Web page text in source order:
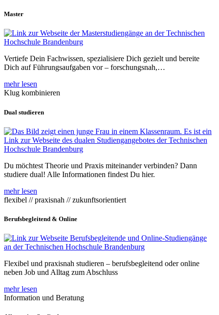
Master
Vertiefe Dein Fachwissen, spezialisiere Dich gezielt und bereite
Dich auf Führungsaufgaben vor – forschungsnah,…
mehr lesen
Klug kombinieren
Dual studieren
Du möchtest Theorie und Praxis miteinander verbinden? Dann
studiere dual! Alle Informationen findest Du hier.
mehr lesen
flexibel // praxisnah // zukunftsorientiert
Berufsbegleitend & Online
Flexibel und praxisnah studieren – berufsbegleitend oder online
neben Job und Alltag zum Abschluss
mehr lesen
Information und Beratung